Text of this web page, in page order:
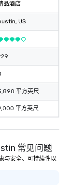
品酒店
, US
平方英尺
平方英尺
常见问题
与安全、可持续性以